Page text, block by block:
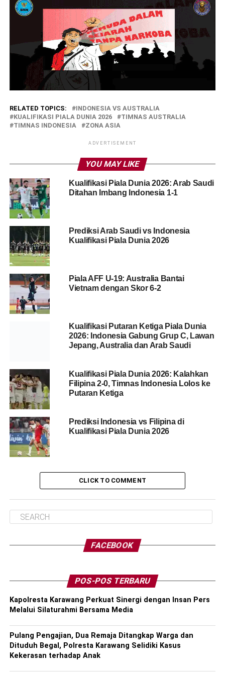
RELATED TOPICS:
INDONESIA VS AUSTRALIA
KUALIFIKASI PIALA DUNIA 2026
TIMNAS AUSTRALIA
TIMNAS INDONESIA
ZONA ASIA
ADVERTISEMENT
YOU MAY LIKE
Kualifikasi Piala Dunia 2026: Arab Saudi
Ditahan Imbang Indonesia 1-1
Prediksi Arab Saudi vs Indonesia
Kualifikasi Piala Dunia 2026
Piala AFF U-19: Australia Bantai
Vietnam dengan Skor 6-2
Kualifikasi Putaran Ketiga Piala Dunia
2026: Indonesia Gabung Grup C, Lawan
Jepang, Australia dan Arab Saudi
Kualifikasi Piala Dunia 2026: Kalahkan
Filipina 2-0, Timnas Indonesia Lolos ke
Putaran Ketiga
Prediksi Indonesia vs Filipina di
Kualifikasi Piala Dunia 2026
CLICK TO COMMENT
FACEBOOK
POS-POS TERBARU
Kapolresta Karawang Perkuat Sinergi dengan Insan Pers
Melalui Silaturahmi Bersama Media
Pulang Pengajian, Dua Remaja Ditangkap Warga dan
Dituduh Begal, Polresta Karawang Selidiki Kasus
Kekerasan terhadap Anak